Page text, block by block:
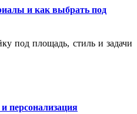
и как выбрать под
под площадь, стиль и задачи
персонализация